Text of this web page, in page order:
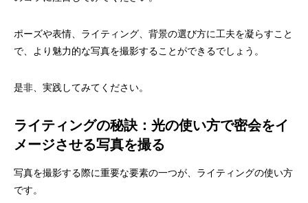
ポーズや表情、ライティング、背景の選び方に工夫を凝らすこと
で、より魅力的な写真を撮影することができるでしょう。
是非、実践してみてください。
ライティングの秘訣：光の使い方で密会をイ
メージさせる写真を撮る
写真を撮影する際に重要な要素の一つが、ライティングの使い方
です。